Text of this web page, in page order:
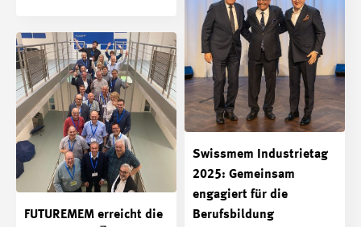
Swissmem Industrietag
2025: Gemeinsam
engagiert für die
Berufsbildung
FUTUREMEM erreicht die